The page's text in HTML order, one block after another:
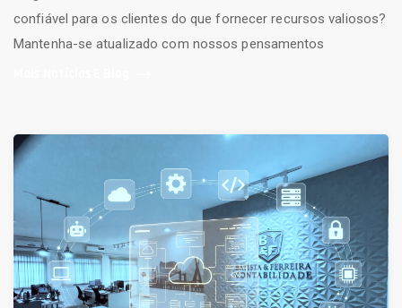
confiável para os clientes do que fornecer recursos valiosos?
Mantenha-se atualizado com nossos pensamentos